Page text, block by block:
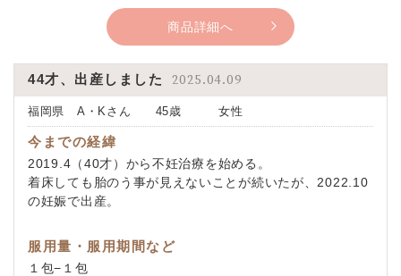
商品詳細へ
44才、出産しました 2025.04.09
福岡県 A・Kさん 45歳 女性
今までの経緯
2019.4（40才）から不妊治療を始める。
着床しても胎のう事が見えないことが続いたが、2022.10
の妊娠で出産。
服用量・服用期間など
１包−１包